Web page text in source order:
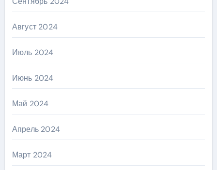
Август 2024
Июль 2024
Июнь 2024
Май 2024
Апрель 2024
Март 2024